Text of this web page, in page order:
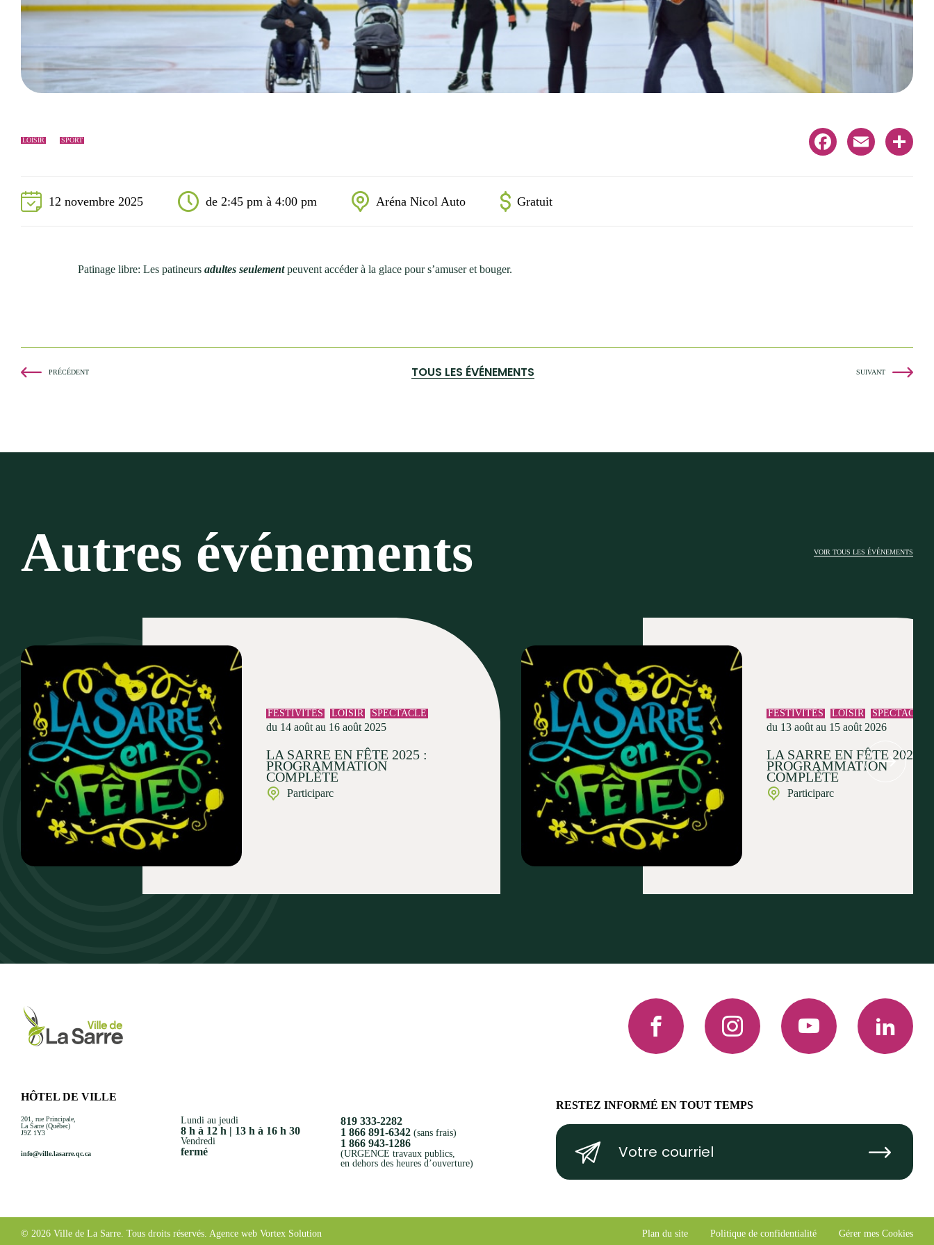
Événements
Accessibilité universelle
La Sarre, ville familiale
Répertoire des organismes
LOISIR
SPORT
Facebook
Email Share
12 novembre 2025 de 2:45 pm à 4:00 pm Aréna Nicol Auto Gratuit
Patinage libre: Les patineurs adultes seulementpeuvent accéder à la glace pour s’amuser et bouger.
PRÉCÉDENT TOUS LES ÉVÉNEMENTS SUIVANT
Autres événements VOIR TOUS LES ÉVÉNEMENTS
FESTIVITÉS LOISIR SPECTACLE
du 14 août au 16 août 2025
LA SARRE EN FÊTE 2025 :
PROGRAMMATION
COMPLÈTE
Participarc
FESTIVITÉS LOISIR SPECTACLE
du 13 août au 15 août 2026
LA SARRE EN FÊTE 2026 :
PROGRAMMATION
COMPLÈTE
Participarc
HÔTEL DE VILLE
201, rue Principale,
La Sarre (Québec)
J9Z 1Y3
info@ville.lasarre.qc.ca
Lundi au jeudi
8 h à 12 h | 13 h à 16 h 30
Vendredi
fermé
819 333-2282
1 866 891-6342 (sans frais)
1 866 943-1286
(URGENCE travaux publics,
en dehors des heures d’ouverture)
RESTEZ INFORMÉ EN TOUT TEMPS
Votre
courriel
(Nécessaire)
Submit
FacebookInstagramYouTube LinkedIn
© 2026 Ville de La Sarre. Tous droits réservés. Agence web Vortex Solution Plan du site Politique de confidentialité Gérer mes Cookies